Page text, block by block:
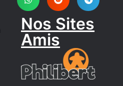
Nos Sites
Amis